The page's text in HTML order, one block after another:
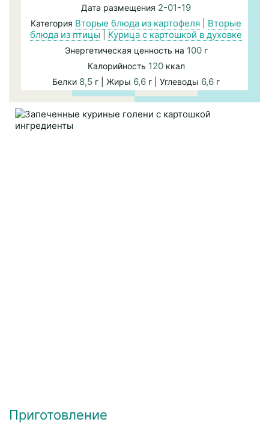
Дата размещения 2-01-19
Категория Вторые блюда из картофеля
Вторые
блюда из птицы
Курица с картошкой в духовке
Энергетическая ценность на 100г
Калорийность 120ккал
Белки 8,5 г | Жиры 6,6 г | Углеводы 6,6 г
Приготовление